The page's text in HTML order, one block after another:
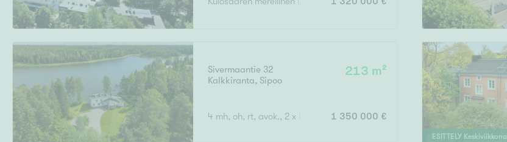
Sivermaantie 32
Kalkkiranta, Sipoo
213 m²
4 mh, oh, rt, avok., 2 x kph, s, khh, 3 x wc, terassi
1 350 000 €
ESITTELY Keskiviikkona